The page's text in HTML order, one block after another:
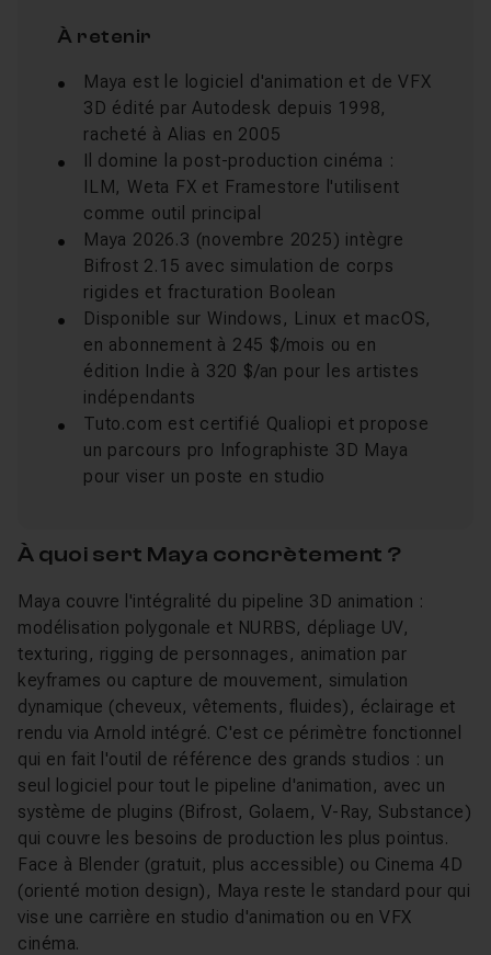
À retenir
Maya est le logiciel d'animation et de VFX
3D édité par Autodesk depuis 1998,
racheté à Alias en 2005
Il domine la post-production cinéma :
ILM, Weta FX et Framestore l'utilisent
comme outil principal
Maya 2026.3 (novembre 2025) intègre
Bifrost 2.15 avec simulation de corps
rigides et fracturation Boolean
Disponible sur Windows, Linux et macOS,
en abonnement à 245 $/mois ou en
édition Indie à 320 $/an pour les artistes
indépendants
Tuto.com est certifié Qualiopi et propose
un parcours pro Infographiste 3D Maya
pour viser un poste en studio
À quoi sert Maya concrètement ?
Maya couvre l'intégralité du pipeline 3D animation :
modélisation polygonale et NURBS, dépliage UV,
texturing, rigging de personnages, animation par
keyframes ou capture de mouvement, simulation
dynamique (cheveux, vêtements, fluides), éclairage et
rendu via Arnold intégré. C'est ce périmètre fonctionnel
qui en fait l'outil de référence des grands studios : un
seul logiciel pour tout le pipeline d'animation, avec un
système de plugins (Bifrost, Golaem, V-Ray, Substance)
qui couvre les besoins de production les plus pointus.
Face à Blender (gratuit, plus accessible) ou Cinema 4D
(orienté motion design), Maya reste le standard pour qui
vise une carrière en studio d'animation ou en VFX
cinéma.